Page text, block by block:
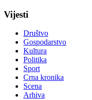
Vijesti
Društvo
Gospodarstvo
Kultura
Politika
Sport
Crna kronika
Scena
Arhiva